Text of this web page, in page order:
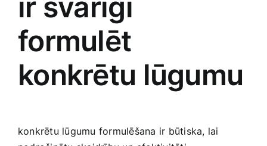
formulēt
konkrētu lūgumu
konkrētu lūgumu formulēšana⁣ ir būtiska, lai